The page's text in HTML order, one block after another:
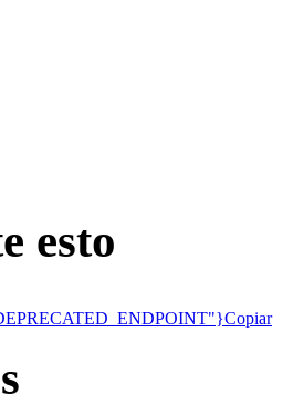
esto
Copiar